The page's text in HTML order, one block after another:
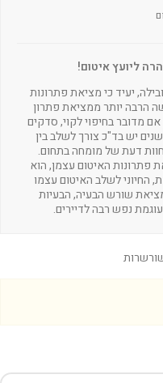
ליועץ איטום!
יעיד כי מציאת פתרונות
הרבה יותר ממציאת פתרון
אם מדובר בחיפוי לקוי, סדקים
יש בד"כ צורך לשלב בין
חוות דעת של מומחה בתחום.
פתרונות האיטום עצמן, הוא
החיוני לשלב האיטום עצמו
שורש הבעיה, הבעיות
נפש רבה לדיירים.